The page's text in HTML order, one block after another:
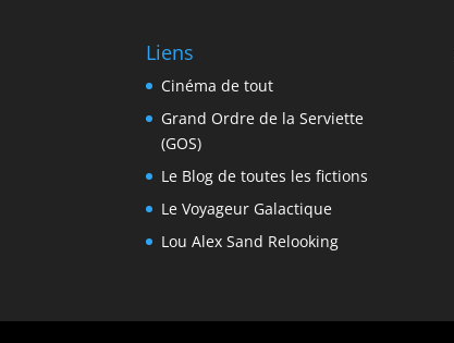
Liens
Cinéma de tout
Grand Ordre de la Serviette
(GOS)
Le Blog de toutes les fictions
Le Voyageur Galactique
Lou Alex Sand Relooking